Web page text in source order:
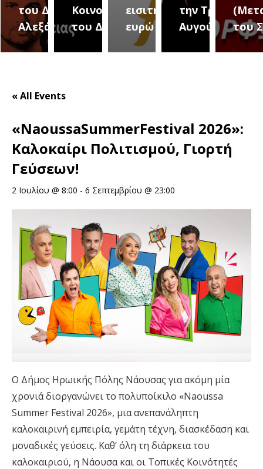
του Δήμου
Αλεξάνδρειας
Κοινοτήτων
του Δήμου
εισιτήριο 2
ευρώ
την Τρίτη 18
Αυγούστουτου
« All Events
«NaoussaSummerFestival 2026»:
Καλοκαίρι Πολιτισμού, Γιορτή
Γεύσεων!
2 Ιουλίου @ 8:00 - 6 Σεπτεμβρίου @ 23:00
Ο Δήμος Ηρωικής Πόλης Νάουσας για ακόμη μία
χρονιά διοργανώνει το πολυποίκιλο «Naoussa
Summer Festival 2026», μια ανεπανάληπτη
καλοκαιρινή εμπειρία, γεμάτη τέχνη, διασκέδαση και
μοναδικές γεύσεις. Καθ’ όλη τη διάρκεια του
καλοκαιριού, η Νάουσα και οι Τοπικές Κοινότητές